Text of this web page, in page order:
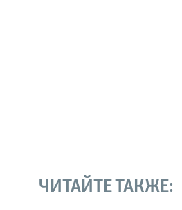
ЧИТАЙТЕ ТАКЖЕ: